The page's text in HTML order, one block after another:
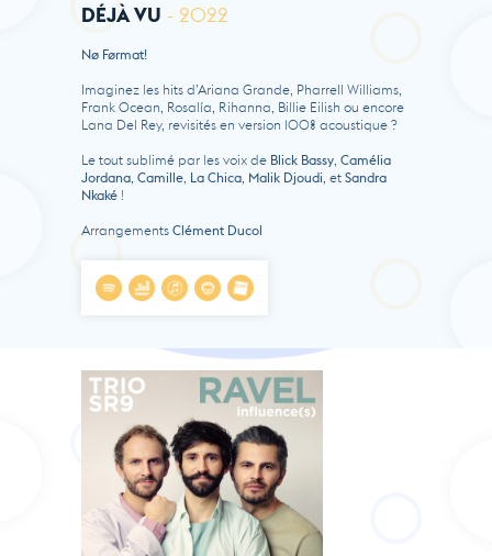
DÉJÀ VU - 2022
Nø Førmat!
Imaginez les hits d’Ariana Grande, Pharrell Williams,
Frank Ocean, Rosalía, Rihanna, Billie Eilish ou encore
Lana Del Rey, revisités en version 100% acoustique ?
Le tout sublimé par les voix de Blick Bassy Camélia
Jordana Camille La Chica Malik Djoudi , et Sandra
Nkaké !
Arrangements Clément Ducol